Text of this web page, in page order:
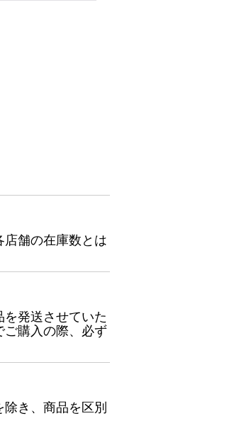
舗の在庫数とは
発送させていた
ご購入の際、必ず
き、商品を区別